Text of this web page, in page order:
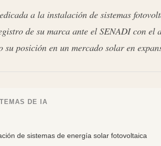
a la instalación de sistemas
de su marca ante el SENADI con el
su posición en un mercado solar en
DE IA
de sistemas de energía solar fotovoltaica